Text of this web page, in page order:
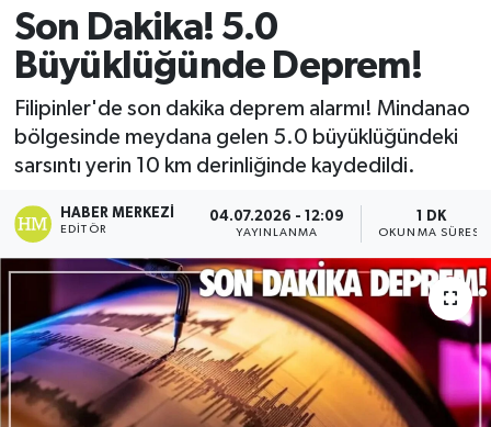
Son Dakika! 5.0
Büyüklüğünde Deprem!
Filipinler'de son dakika deprem alarmı! Mindanao
bölgesinde meydana gelen 5.0 büyüklüğündeki
sarsıntı yerin 10 km derinliğinde kaydedildi.
HABER MERKEZI
EDITÖR
04.07.2026 - 12:09
YAYINLANMA
1 DK
OKUNMA SÜRESI
Balya
Bandırma
BİYOGRAFİLER
Burhaniye
ÇEVRE
DÜNYA
Dursunbey
Balıkesir Namaz Vakitleri
Balıkesir Trafik Yoğunluk Haritası
Süper Lig Puan Durumu ve Fikstür
Tüm Manşetler
Son Dakika Haberleri
Haber Arşivi